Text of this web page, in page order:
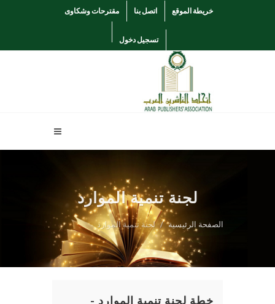
خريطة الموقع اتصل بنا مقترحات وشكاوى
تسجيل دخول
لجنة تنمية الموارد
الصفحة الرئيسية لجنة تنمية الموارد
خطة لجنة تنمية الموارد -